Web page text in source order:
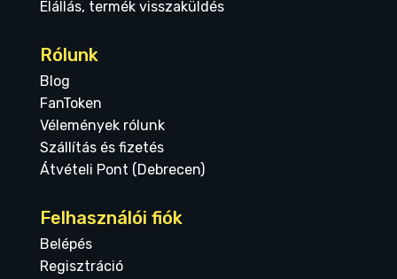
Elállás, termék visszaküldés
Rólunk
Blog
FanToken
Vélemények rólunk
Szállítás és fizetés
Átvételi Pont (Debrecen)
Felhasználói fiók
Belépés
Regisztráció